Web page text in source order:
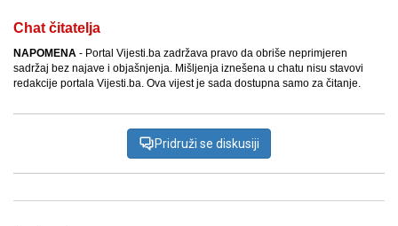
Chat čitatelja
NAPOMENA - Portal Vijesti.ba zadržava pravo da obriše neprimjeren
sadržaj bez najave i objašnjenja. Mišljenja iznešena u chatu nisu stavovi
redakcije portala Vijesti.ba. Ova vijest je sada dostupna samo za čitanje.
Pridruži se diskusiji